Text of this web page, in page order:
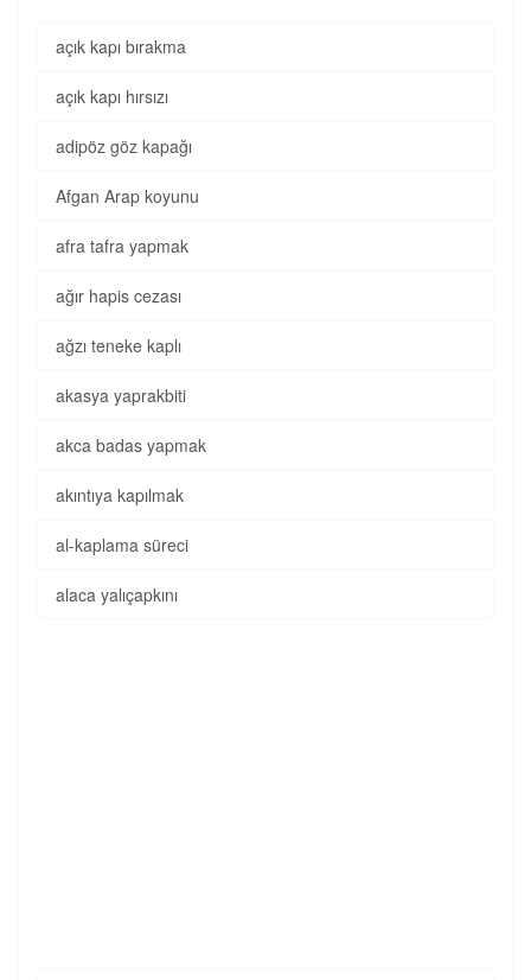
açık kapı bırakma
açık kapı hırsızı
adipöz göz kapağı
Afgan Arap koyunu
afra tafra yapmak
ağır hapis cezası
ağzı teneke kaplı
akasya yaprakbiti
akca badas yapmak
akıntıya kapılmak
al-kaplama süreci
alaca yalıçapkını